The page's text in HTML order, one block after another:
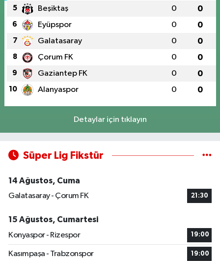
5 Beşiktaş 0 0
6 Eyüpspor 0 0
7 Galatasaray 0 0
8 Çorum FK 0 0
9 Gaziantep FK 0 0
10 Alanyaspor 0 0
Detaylar için tıklayın
Süper Lig Fikstür
14 Ağustos, Cuma
Galatasaray - Çorum FK
21:30
15 Ağustos, Cumartesi
Konyaspor - Rizespor
19:00
Kasımpaşa - Trabzonspor 19:00